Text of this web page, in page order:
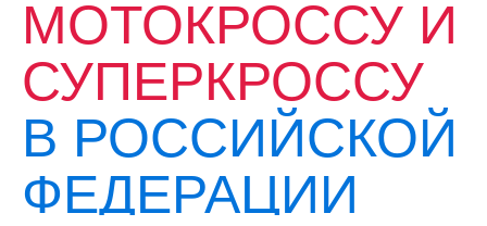
МОТОКРОССУ И
СУПЕРКРОССУ
В РОССИЙСКОЙ
ФЕДЕРАЦИИ